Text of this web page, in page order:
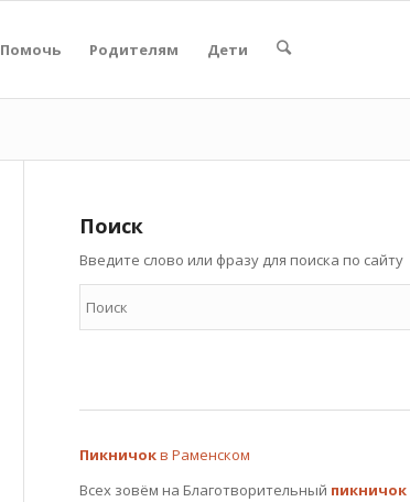
Помочь Родителям Дети
Поиск
Введите слово или фразу для поиска по сайту
Пикничокв Раменском
Всех зовём на Благотворительный пикничок